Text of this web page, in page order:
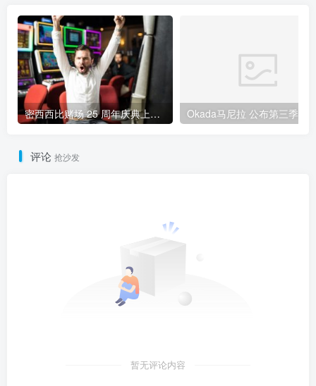
密西西比赌场 25 周年庆典上，玩家赢得 125 万美元老虎机大奖
评论 抢沙发
暂无评论内容